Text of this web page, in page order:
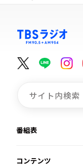
番組表
コンテンツ